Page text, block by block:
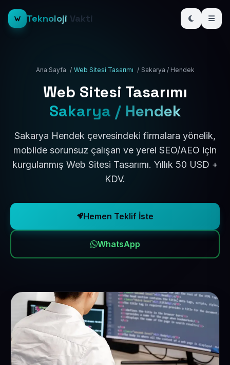
Teknoloji Vakti
Ana Sayfa / Web Sitesi Tasarımı / Sakarya / Hendek
Web Sitesi Tasarımı
Sakarya / Hendek
Sakarya Hendek çevresindeki firmalara yönelik,
mobilde sorunsuz çalışan ve yerel SEO/AEO için
kurgulanmış Web Sitesi Tasarımı. Yıllık 50 USD +
KDV.
Hemen Teklif İste
WhatsApp